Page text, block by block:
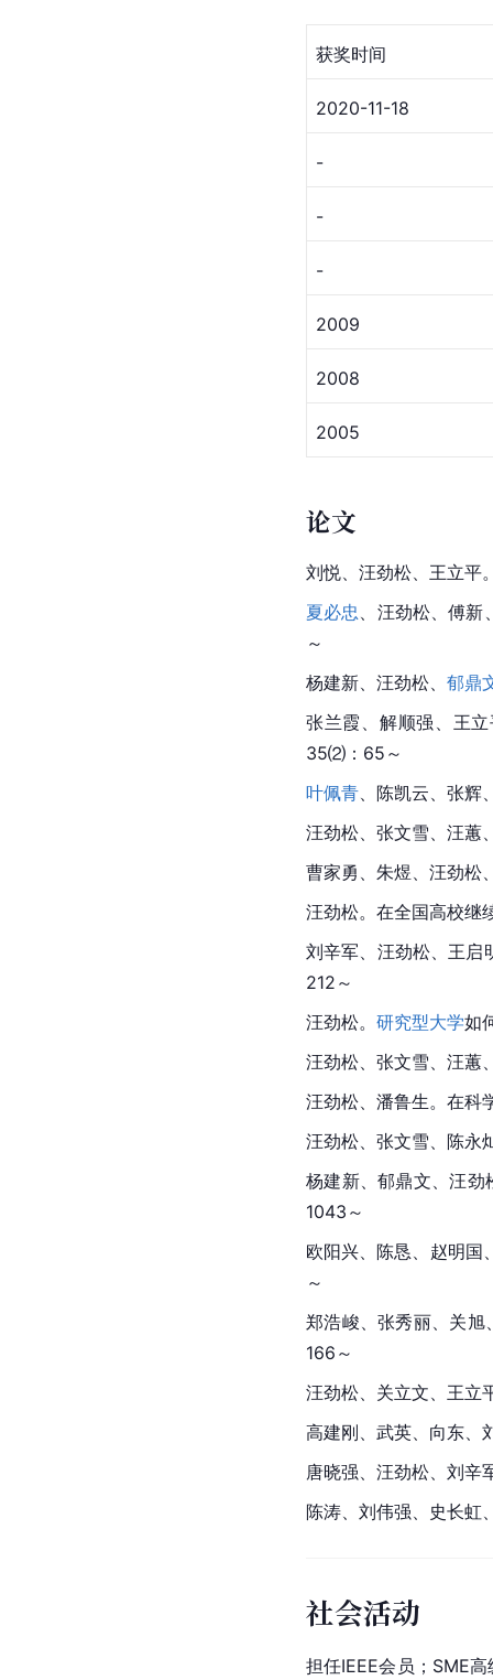
获奖时间
2020-11-18
-
-
-
2009
2008
2005
论文
刘悦、汪劲松、王立平
夏必忠、汪劲松、傅新
～
杨建新、汪劲松、 郁鼎
张兰霞、解顺强、王
35⑵：65～
叶佩青、陈凯云、张辉
汪劲松、张文雪、汪
曹家勇、朱煜、汪劲松
汪劲松。在全国高校
刘辛军、汪劲松、王
212～
汪劲松。 研究型大学如
汪劲松、张文雪、汪蕙
汪劲松、潘鲁生。在
汪劲松、张文雪、陈永
杨建新、郁鼎文、汪
1043～
欧阳兴、陈恳、赵明
～
郑浩峻、张秀丽、关
166～
汪劲松、关立文、王
高建刚、武英、向东
唐晓强、汪劲松、刘
陈涛、刘伟强、史长
社会活动
担任IEEE会员；SME